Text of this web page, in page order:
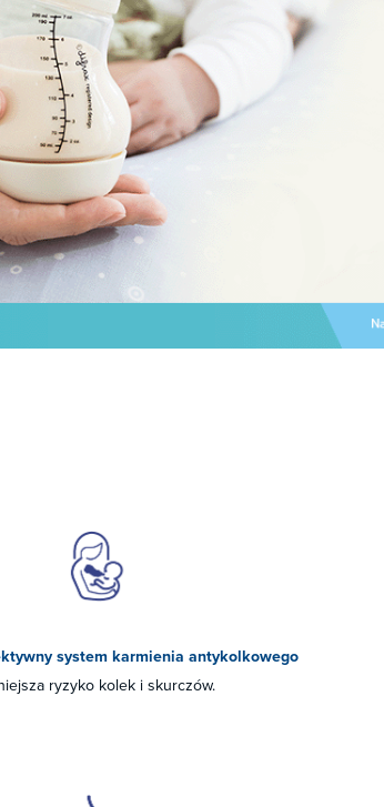
system karmienia antykolkowego
ryzyko kolek i skurczów.